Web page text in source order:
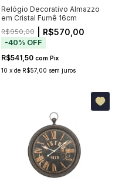
Relógio Decorativo Almazzo
em Cristal Fumê 16cm
R$950,00| R$570,00
-40% OFF
R$541,50 com Pix
10 x de R$57,00 sem juros